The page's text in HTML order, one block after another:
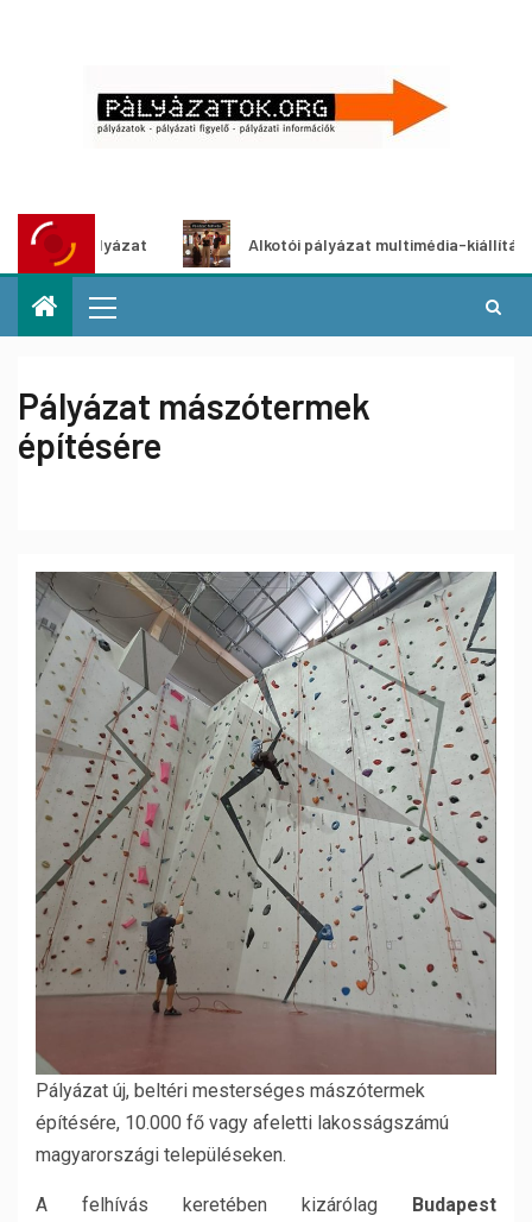
Alkotói pályázat multimédia-kiállításhoz
Pályázat mászótermek
építésére
Pályázat új, beltéri mesterséges mászótermek
építésére, 10.000 fő vagy afeletti lakosságszámú
magyarországi településeken.
A felhívás keretében kizárólag Budapest